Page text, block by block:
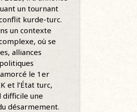
un tournant
kurde-turc.
un contexte
où se
alliances
le 1er
et l’État turc,
difficile une
désarmement.